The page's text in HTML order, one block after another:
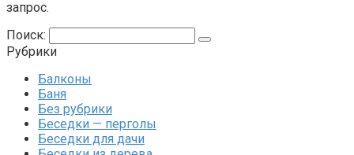
запрос.
Поиск:
Рубрики
Балконы
Баня
Без рубрики
Беседки — перголы
Беседки для дачи